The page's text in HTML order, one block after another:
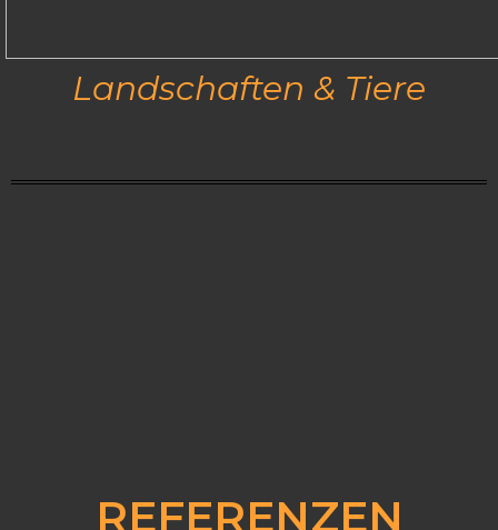
Landschaften & Tiere
REFERENZEN